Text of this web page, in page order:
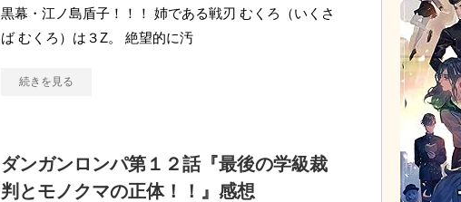
黒幕・江ノ島盾子！！！ 姉である戦刃 むくろ（いくさ
ば むくろ）は３Z。 絶望的に汚
続きを見る
ダンガンロンパ第１２話『最後の学級裁
判とモノクマの正体！！』感想